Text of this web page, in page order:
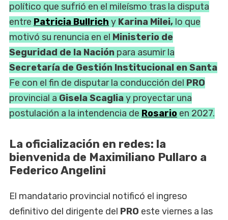
político que sufrió en el mileísmo tras la disputa
entre Patricia Bullrich y Karina Milei, lo que
motivó su renuncia en el Ministerio de
Seguridad de la Nación para asumir la
Secretaría de Gestión Institucional en Santa
Fe con el fin de disputar la conducción del PRO
provincial a Gisela Scagliay proyectar una
postulación a la intendencia de Rosario en 2027.
La oficialización en redes: la
bienvenida de Maximiliano Pullaro a
Federico Angelini
El mandatario provincial notificó el ingreso
definitivo del dirigente del PRO este viernes a las